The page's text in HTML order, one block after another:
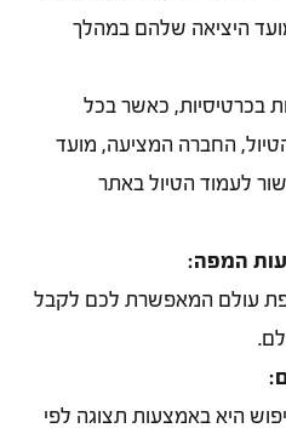
היציאה שלהם במהלך
בכרטיסיות, כאשר בכל
החברה המציעה, מועד
לעמוד הטיול באתר
המפה:
עולם המאפשרת לכם לקבל
היא באמצעות תצוגה לפי